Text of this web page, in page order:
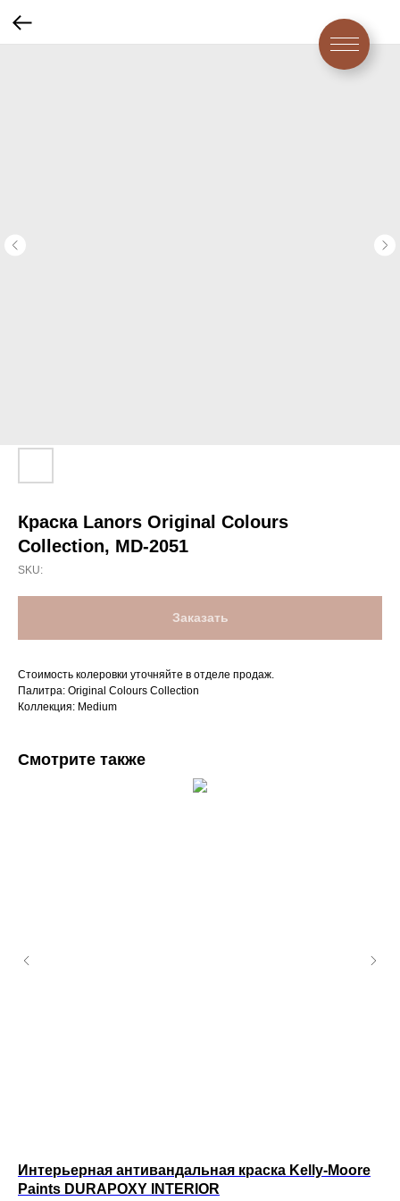
Краска Lanors Original Colours
Collection, MD-2051
SKU:
Заказать
Стоимость колеровки уточняйте в отделе продаж.
Палитра: Original Colours Collection
Коллекция: Medium
Смотрите также
Интерьерная антивандальная краска Kelly-Moore
Paints DURAPOXY INTERIOR